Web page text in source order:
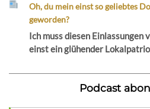
Oh, du mein einst so geliebtes
geworden?
Ich muss diesen Einlassungen
einst ein glühender
Podcast